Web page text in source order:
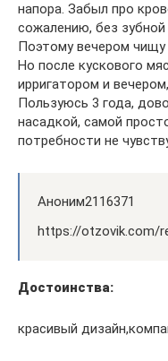
напора. Забыл про
сожалению, без
Поэтому вечером
Но после кускового
ирригатором и
Пользуюсь 3 года,
насадкой, самой
потребности не
Аноним2116371
https://otzovik.com/
Достоинства:
красивый